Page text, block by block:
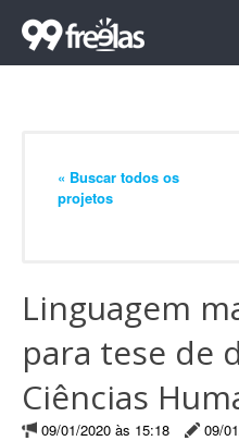
« Buscar todos os
projetos
Linguagem
para tese de
Ciências
09/01/2020 às 15:18 09/